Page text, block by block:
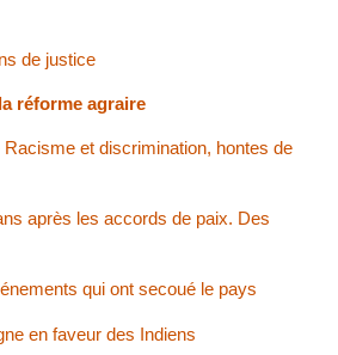
de justice
réforme agraire
et discrimination, hontes de
après les accords de paix. Des
qui ont secoué le pays
en faveur des Indiens